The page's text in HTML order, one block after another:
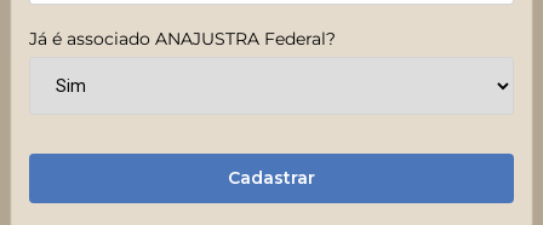
Já é associado ANAJUSTRA Federal?
Cadastrar